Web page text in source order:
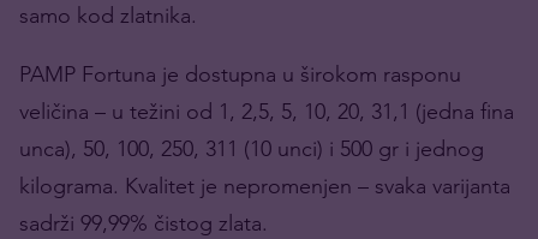
samo kod zlatnika.
PAMP Fortuna je dostupna u širokom rasponu
veličina – u težini od 1, 2,5, 5, 10, 20, 31,1 (jedna fina
unca), 50, 100, 250, 311 (10 unci) i 500 gr i jednog
kilograma. Kvalitet je nepromenjen – svaka varijanta
sadrži 99,99% čistog zlata.